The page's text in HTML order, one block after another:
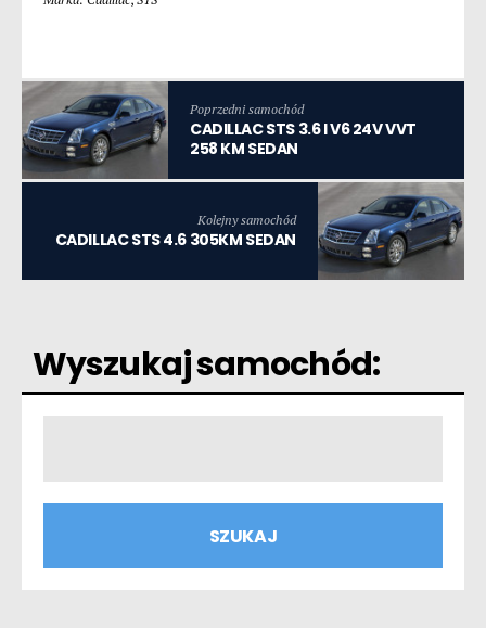
Poprzedni samochód
CADILLAC STS 3.6 I V6 24V VVT
258 KM SEDAN
Kolejny samochód
CADILLAC STS 4.6 305KM SEDAN
Wyszukaj samochód: